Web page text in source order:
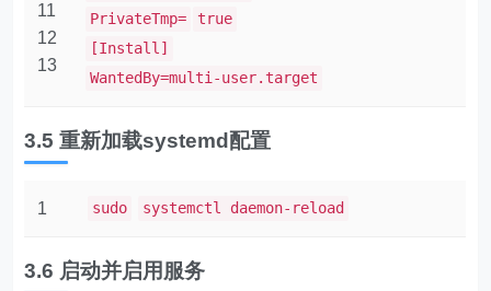
11
12
13
PrivateTmp=
true
[Install]
WantedBy=multi-user.target
3.5 重新加载systemd配置
1 sudo systemctl daemon-reload
3.6 启动并启用服务